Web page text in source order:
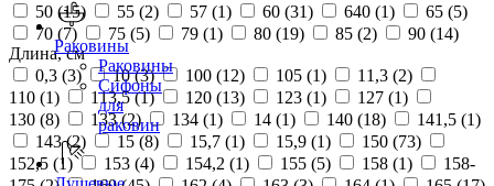
Раковины
Раковины
Сифоны
для
раковин
50 (15) 55 (2) 57 (1) 60 (31) 640 (1) 65 (5)
70 (7) 75 (5) 79 (1) 80 (19) 85 (2) 90 (14)
Длина, см
0,3 (3) 10 (3) 100 (12) 105 (1) 11,3 (2)
110 (1) 113,5 (1) 120 (13) 123 (1) 127 (1)
130 (8) 133 (2) 134 (1) 14 (1) 140 (18) 141,5 (1)
143 (2) 15 (8) 15,7 (1) 15,9 (1) 150 (73)
152,5 (1) 153 (4) 154,2 (1) 155 (5) 158 (1)
158-